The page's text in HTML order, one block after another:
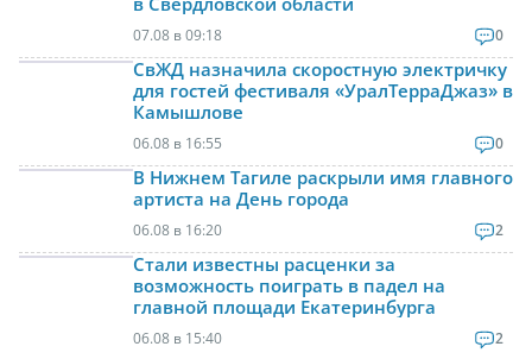
07.08 в 09:18 0
СвЖД назначила скоростную электричку
для гостей фестиваля «УралТерраДжаз» в
Камышлове
06.08 в 16:55 0
В Нижнем Тагиле раскрыли имя главного
артиста на День города
06.08 в 16:20 2
Стали известны расценки за
возможность поиграть в падел на
главной площади Екатеринбурга
06.08 в 15:40 2